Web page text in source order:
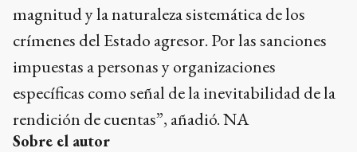
magnitud y la naturaleza sistemática de los
crímenes del Estado agresor. Por las sanciones
impuestas a personas y organizaciones
específicas como señal de la inevitabilidad de la
rendición de cuentas”, añadió. NA
Sobre el autor